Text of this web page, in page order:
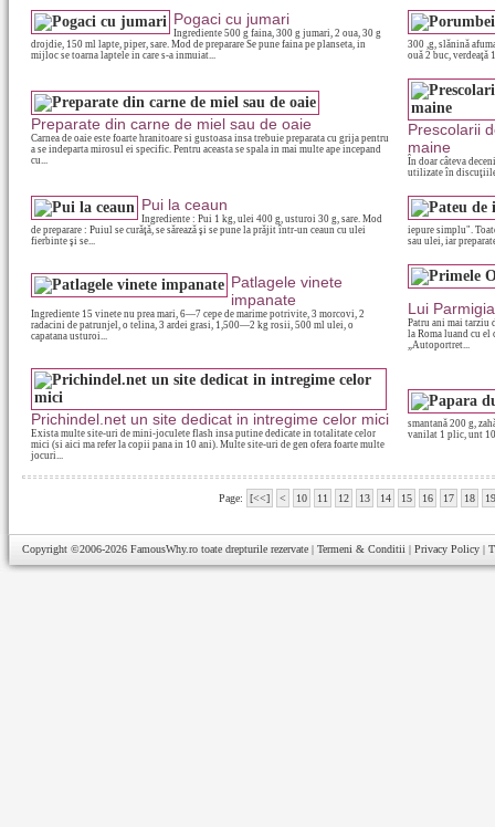
Pogaci cu jumari
Ingrediente 500 g faina, 300 g jumari, 2 oua, 30 g
drojdie, 150 ml lapte, piper, sare. Mod de preparare Se pune faina pe planseta, in
mijloc se toarna laptele in care s-a inmuiat...
300 ,g, slănină
ouă 2 buc, verdeaţă
Preparate din carne de miel sau de oaie
Carnea de oaie este foarte hranitoare si gustoasa insa trebuie preparata cu grija pentru
a se indeparta mirosul ei specific. Pentru aceasta se spala in mai multe ape incepand
cu...
Prescolarii
maine
În doar câteva
utilizate în
Pui la ceaun
Ingrediente : Pui 1 kg, ulei 400 g, usturoi 30 g, sare. Mod
de preparare : Puiul se curăţă, se sărează şi se pune la prăjit într-un ceaun cu ulei
fierbinte şi se...
iepure simplu".
sau ulei, iar
Patlagele vinete
impanate
Ingrediente 15 vinete nu prea mari, 6—7 cepe de marime potrivite, 3 morcovi, 2
radacini de patrunjel, o telina, 3 ardei grasi, 1,500—2 kg rosii, 500 ml ulei, o
capatana usturoi...
Lui
Patru ani mai tarziu
la Roma luand cu
„Autoportret...
Prichindel.net un site dedicat in intregime celor mici
Exista multe site-uri de mini-joculete flash insa putine dedicate in totalitate celor
mici (si aici ma refer la copii pana in 10 ani). Multe site-uri de gen ofera foarte multe
jocuri...
smantană 200 g,
vanilat 1 plic, unt
Page: [<<] < 10 11 12 13 14 15 16 17 18 19
Copyright ©2006-2026 FamousWhy.ro toate drepturile rezervate | Termeni & Conditii | Privacy Policy |